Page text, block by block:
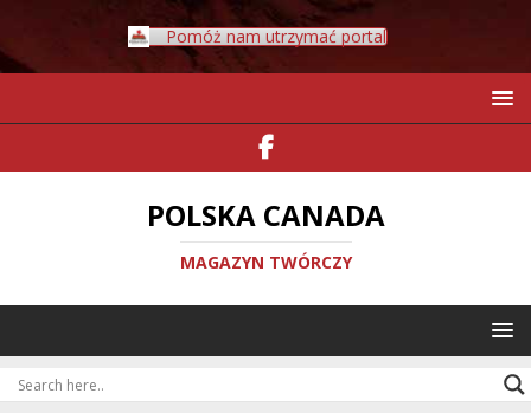
Pomóż nam utrzymać portal
POLSKA CANADA
MAGAZYN TWÓRCZY